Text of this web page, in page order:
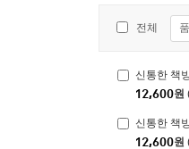
전체
신통한 책
12,600원
신통한 책
12,600원